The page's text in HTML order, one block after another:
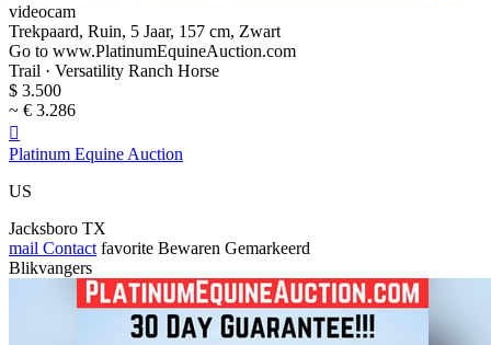
videocam
Trekpaard, Ruin, 5 Jaar, 157 cm, Zwart
Go to www.PlatinumEquineAuction.com
Trail · Versatility Ranch Horse
$ 3.500
~ € 3.286

Platinum Equine Auction
US
Jacksboro TX
mail Contact favorite Bewaren Gemarkeerd
Blikvangers